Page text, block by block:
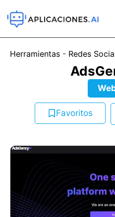
Herramientas - Redes
Favoritos